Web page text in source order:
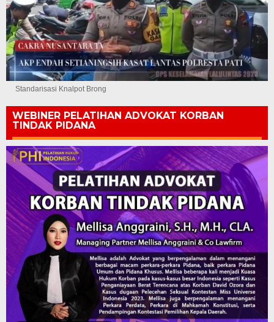
Standarisasi Knalpot Brong
WEBINER PELATIHAN ADVOKAT KORBAN
TINDAK PIDANA